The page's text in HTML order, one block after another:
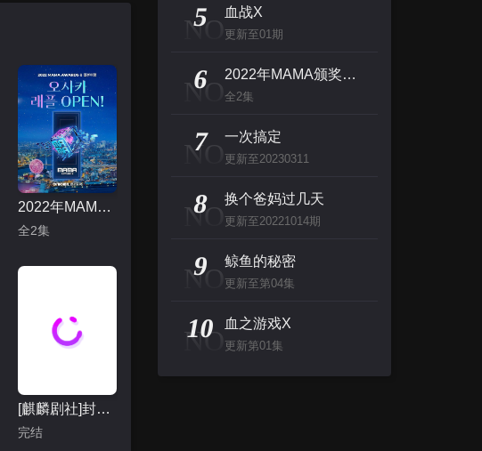
主演：
主演：
主演：
2022年MAMA颁奖典礼
全2集
[麒麟剧社]封箱大戏郭德纲《济公活佛》头二本
完结
NO
5 血战X
更新至01期
NO
6 2022年MAMA颁奖典礼
全2集
NO
7 一次搞定
更新至20230311
NO
8 换个爸妈过几天
更新至20221014期
NO
9 鲸鱼的秘密
更新至第04集
NO
10 血之游戏X
更新第01集